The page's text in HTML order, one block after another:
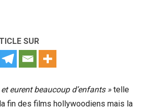
SUR
eurent beaucoup d’enfants » telle
fin des films hollywoodiens mais la